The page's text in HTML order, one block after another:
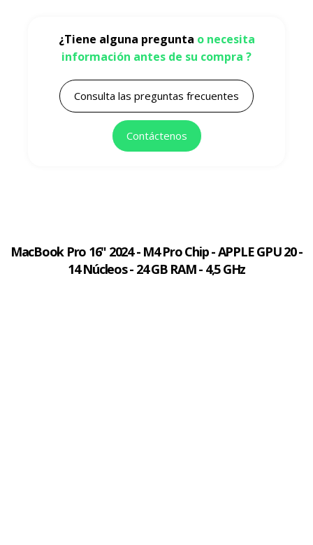
¿Tiene alguna pregunta o necesita
información antes de su compra ?
Consulta las preguntas frecuentes
Contáctenos
MacBook Pro 16" 2024 - M4 Pro Chip - APPLE GPU 20 -
14 Núcleos - 24 GB RAM - 4,5 GHz